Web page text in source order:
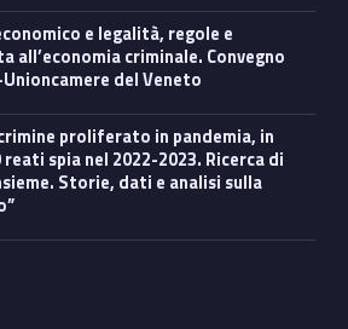
all’economia criminale. Convegno
del Veneto
spia nel 2022-2023. Ricerca di
Storie, dati e analisi sulla